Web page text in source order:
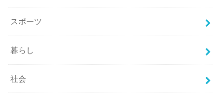
スポーツ
暮らし
社会